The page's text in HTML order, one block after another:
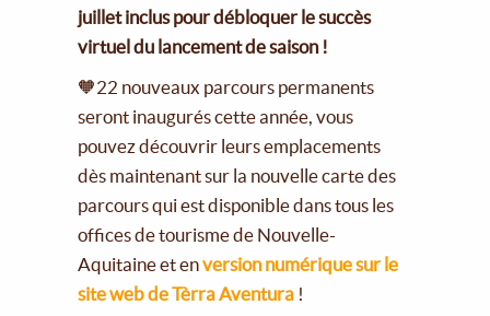
juillet inclus pour débloquer le succès
virtuel du lancement de saison !
🧡22 nouveaux parcours permanents
seront inaugurés cette année, vous
pouvez découvrir leurs emplacements
dès maintenant sur la nouvelle carte des
parcours qui est disponible dans tous les
offices de tourisme de Nouvelle-
Aquitaine et enversion numérique sur le
site web de Tèrra Aventura !